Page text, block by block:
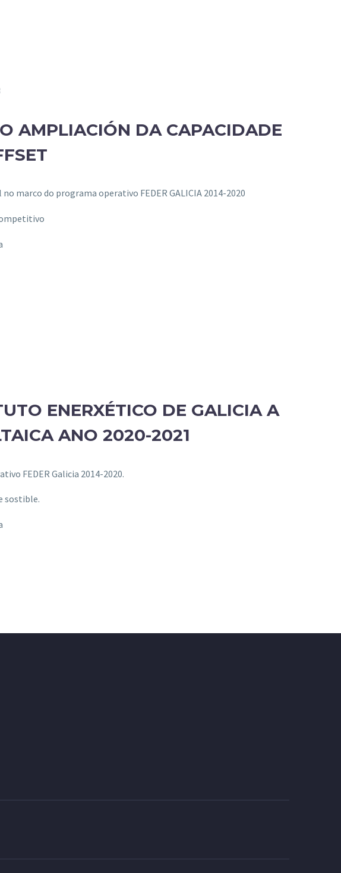
AMPLIACIÓN DA CAPACIDADE
marco do programa operativo FEDER GALICIA 2014-2020
ENERXÉTICO DE GALICIA A
ANO 2020-2021
FEDER Galicia 2014-2020.
sostible.